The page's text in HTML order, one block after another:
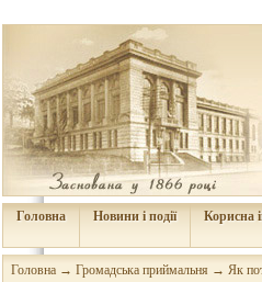
Головна Новини і події Корисна
Головна → Громадська приймальня → Як